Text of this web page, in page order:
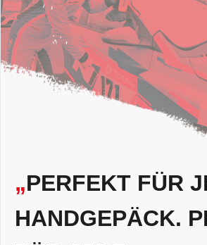
„PERFEKT FÜR
HANDGEPÄCK.